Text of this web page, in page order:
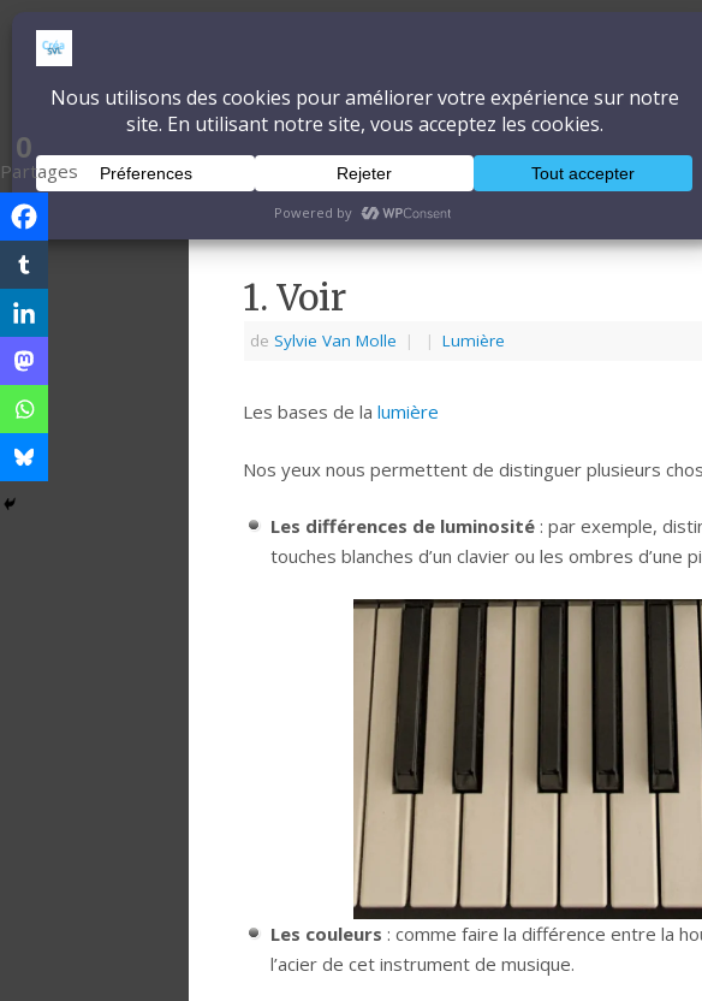
CréaSonVidéoLumière
DÉCOUVRONS ENSEMBLE L'ART ET LA TECHNIQUE
Accueil À propos Blog Culture
1. Voir
de Sylvie Van Molle | | Lumière
Les bases de la lumière
Nos yeux nous permettent de distinguer plusieurs
Les différences de luminosité: par exemple,
touches blanches d’un clavier ou les ombres d’une
Les couleurs : comme faire la différence entre la
l’acier de cet instrument de musique.
0
Partages